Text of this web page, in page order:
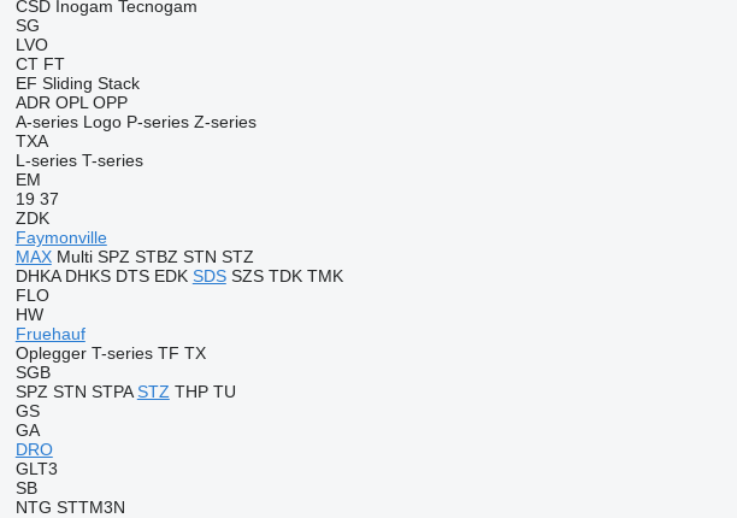
CSD Inogam Tecnogam
SG
LVO
CT FT
EF Sliding Stack
ADR OPL OPP
A-series Logo P-series Z-series
TXA
L-series T-series
EM
19 37
ZDK
Faymonville
MAX Multi SPZ STBZ STN STZ
DHKA DHKS DTS EDK SDS SZS TDK TMK
FLO
HW
Fruehauf
Oplegger T-series TF TX
SGB
SPZ STN STPA STZ THP TU
GS
GA
DRO
GLT3
SB
NTG STTM3N